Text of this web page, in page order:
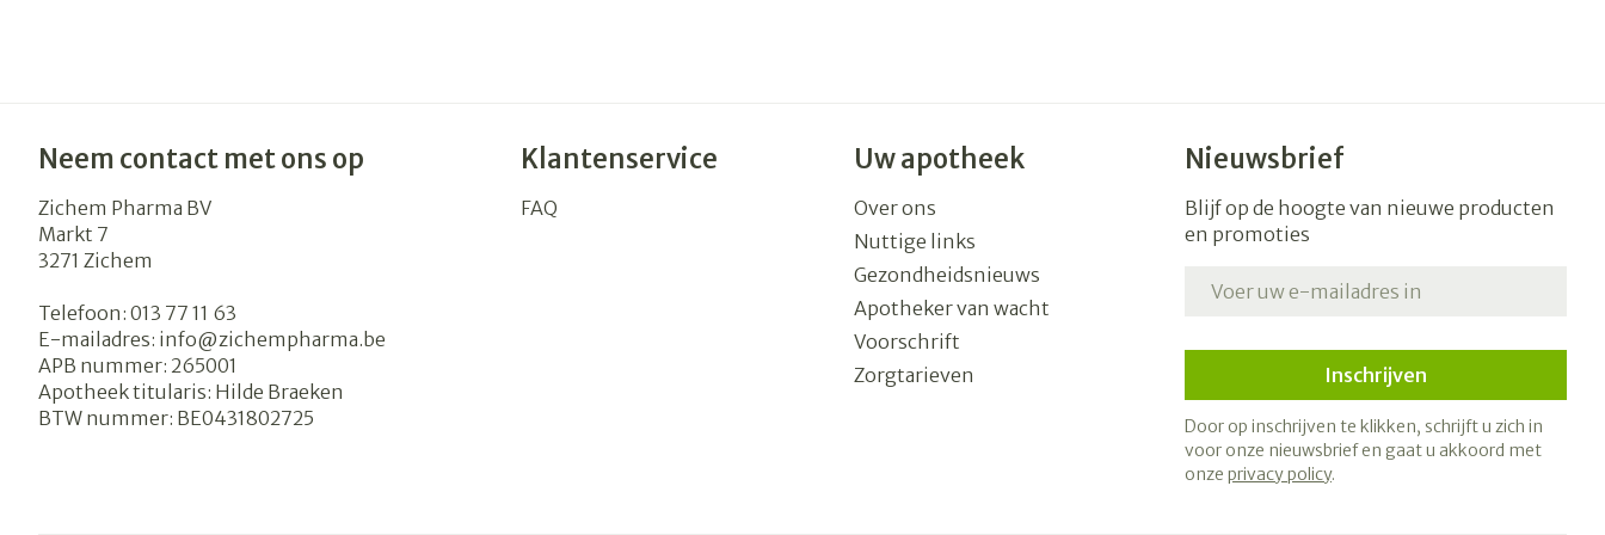
Neem contact met ons op
Zichem Pharma BV
Markt 7
3271 Zichem
Telefoon: 013 77 11 63
E-mailadres: info@zichempharma.be
APB nummer: 265001
Apotheek titularis: Hilde Braeken
BTW nummer: BE0431802725
Klantenservice
FAQ
Uw apotheek
Over ons
Nuttige links
Gezondheidsnieuws
Apotheker van wacht
Voorschrift
Zorgtarieven
Nieuwsbrief
Blijf op de hoogte van nieuwe producten
en promoties
Inschrijven
Door op inschrijven te klikken, schrijft u zich in
voor onze nieuwsbrief en gaat u akkoord met
onze privacy policy.